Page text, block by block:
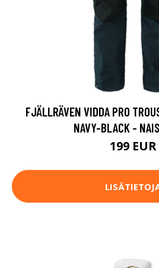
FJÄLLRÄVEN VIDDA PRO
NAVY-BLACK -
199 EUR